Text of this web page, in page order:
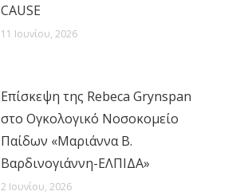
CAUSE
11 Ιουνίου, 2026
Επίσκεψη της Rebeca Grynspan
στο Ογκολογικό Νοσοκομείο
Παίδων «Μαριάννα Β.
Βαρδινογιάννη-ΕΛΠΙΔΑ»
2 Ιουνίου, 2026